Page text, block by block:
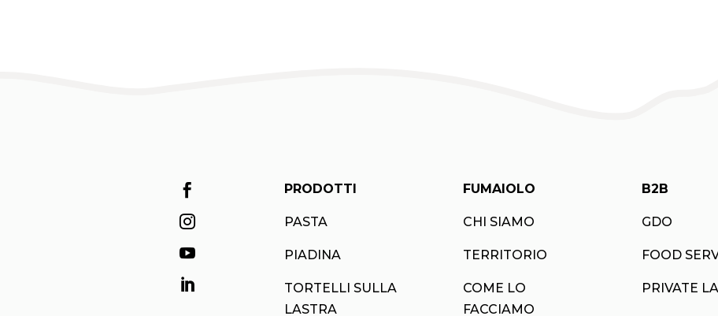




PRODOTTI
PASTA
PIADINA
TORTELLI SULLA
LASTRA
FUMAIOLO
CHI SIAMO
TERRITORIO
COME LO
FACCIAMO
B2B
GDO
FOOD
PRIVATE